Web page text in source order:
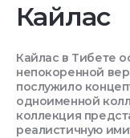
Кайлас
Кайлас в Тибете
непокоренной
послужило
одноименной
коллекция
реалистичную